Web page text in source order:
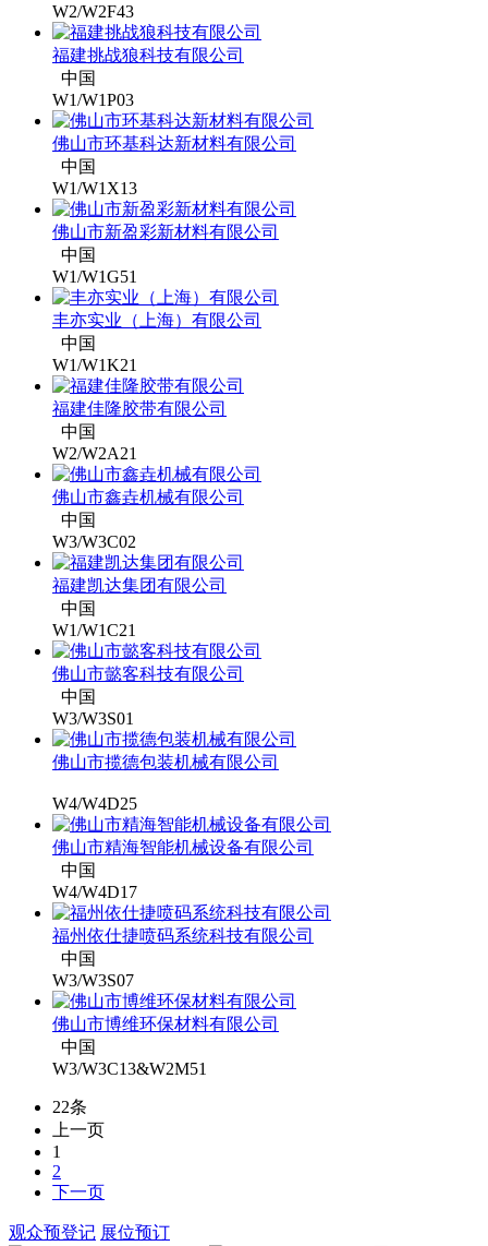
W2/W2F43
福建挑战狼科技有限公司
中国
W1/W1P03
佛山市环基科达新材料有限公司
中国
W1/W1X13
佛山市新盈彩新材料有限公司
中国
W1/W1G51
丰亦实业（上海）有限公司
中国
W1/W1K21
福建佳隆胶带有限公司
中国
W2/W2A21
佛山市鑫垚机械有限公司
中国
W3/W3C02
福建凯达集团有限公司
中国
W1/W1C21
佛山市懿客科技有限公司
中国
W3/W3S01
佛山市揽德包装机械有限公司
W4/W4D25
佛山市精海智能机械设备有限公司
中国
W4/W4D17
福州依仕捷喷码系统科技有限公司
中国
W3/W3S07
佛山市博维环保材料有限公司
中国
W3/W3C13&W2M51
22条
上一页
1
2
下一页
观众预登记 展位预订